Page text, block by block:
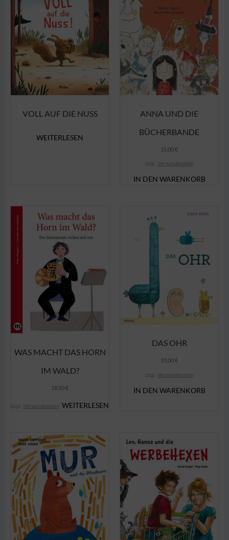
VOLL AUF DIE NUSS
WEITERLESEN
ANNA UND DIE
BÜCHERBANDE
15,00€
zzgl. Versandkosten
IN DEN WARENKORB
WAS MACHT DAS HORN
IM WALD?
18,50€
zzgl. Versandkosten WEITERLESEN
DAS OHR
15,00€
zzgl. Versandkosten
IN DEN WARENKORB